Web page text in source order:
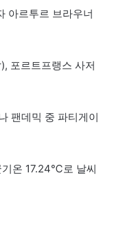
아르투르 브라우너
포르트프랭스 사저
팬데믹 중 파티게이
기온 17.24℃로 날씨